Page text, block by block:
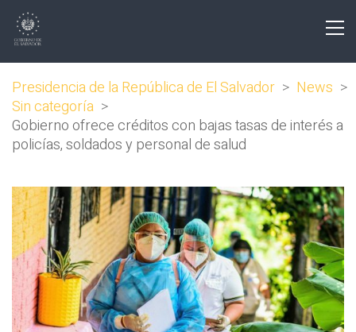
Presidencia de la República de El Salvador > News >
Sin categoría >
Gobierno ofrece créditos con bajas tasas de interés a
policías, soldados y personal de salud